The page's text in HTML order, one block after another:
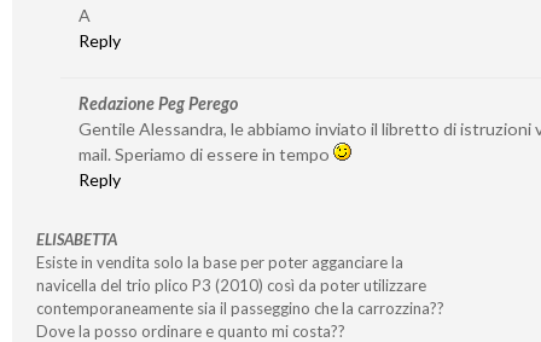
A
Reply
Redazione Peg Perego
Gentile Alessandra, le abbiamo inviato il libretto di istruzioni
mail. Speriamo di essere in tempo
Reply
ELISABETTA
Esiste in vendita solo la base per poter agganciare la
navicella del trio plico P3 (2010) così da poter utilizzare
contemporaneamente sia il passeggino che la carrozzina??
Dove la posso ordinare e quanto mi costa??